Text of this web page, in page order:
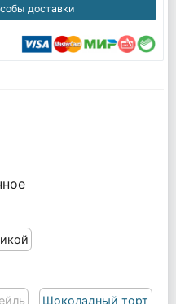
доставки
Шоколадный торт